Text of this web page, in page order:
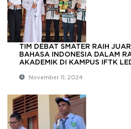
TIM DEBAT SMATER RAIH
BAHASA INDONESIA DALAM
AKADEMIK DI KAMPUS IFTK
November 11, 2024